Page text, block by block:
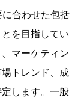
合わせた包括
を目指してい
マーケティン
トレンド、成
します。一般